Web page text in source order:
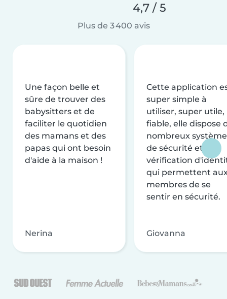
4,7 / 5
Plus de 3 400 avis
Une façon belle et
sûre de trouver des
babysitters et de
faciliter le quotidien
des mamans et des
papas qui ont besoin
d'aide à la maison !
Nerina
Cette application
super simple à
utiliser, super utile,
fiable, elle dispose
nombreux
de sécurité et de
vérification
qui permettent
membres de se
sentir en sécurité.
Giovanna